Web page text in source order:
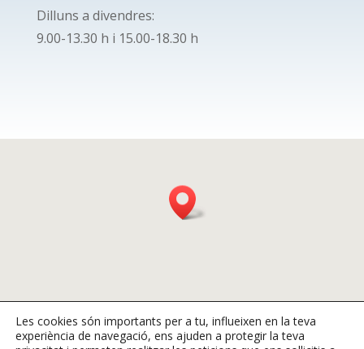
Dilluns a divendres:
9.00-13.30 h i 15.00-18.30 h
Les cookies són importants per a tu, influeixen en la teva
experiència de navegació, ens ajuden a protegir la teva